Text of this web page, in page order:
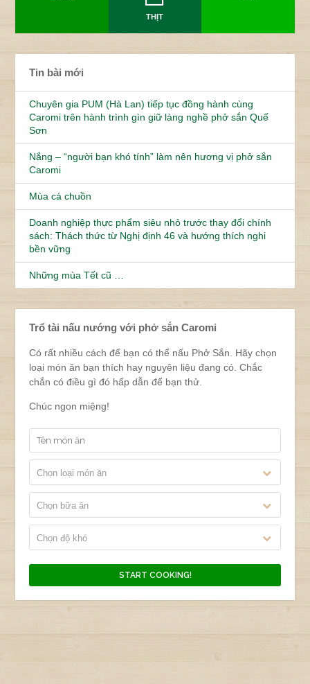
THỊT
Tin bài mới
Chuyên gia PUM (Hà Lan) tiếp tục đồng hành cùng
Caromi trên hành trình gìn giữ làng nghề phở sắn Quế
Sơn
Nắng – “người bạn khó tính” làm nên hương vị phở sắn
Caromi
Mùa cá chuồn
Doanh nghiệp thực phẩm siêu nhỏ trước thay đổi chính
sách: Thách thức từ Nghị định 46 và hướng thích nghi
bền vững
Những mùa Tết cũ …
Trổ tài nấu nướng với phở sắn Caromi
Có rất nhiều cách để bạn có thể nấu Phở Sắn. Hãy chọn
loại món ăn bạn thích hay nguyên liệu đang có. Chắc
chắn có điều gì đó hấp dẫn để bạn thử.
Chúc ngon miệng!
Chọn loại món ăn
Chọn bữa ăn
Chọn độ khó